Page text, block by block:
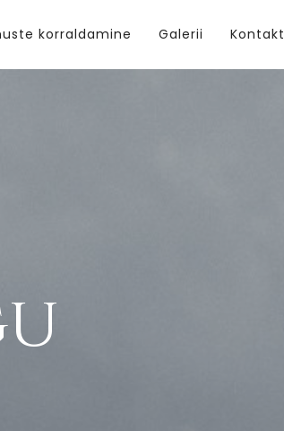
korraldamine Galerii Kontakt